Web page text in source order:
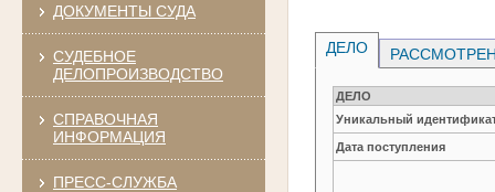
ДОКУМЕНТЫ СУДА
СУДЕБНОЕ
ДЕЛОПРОИЗВОДСТВО
СПРАВОЧНАЯ
ИНФОРМАЦИЯ
ПРЕСС-СЛУЖБА
ДЕЛО
ДЕЛО
Уникальный
Дата поступления